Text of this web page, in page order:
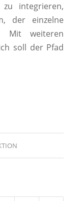
integrieren,
der einzelne
Mit weiteren
soll der Pfad